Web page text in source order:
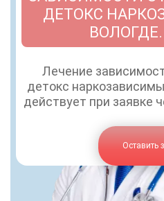
ДЕТОКС
Лечение
детокс
действует при заявке
Оставить